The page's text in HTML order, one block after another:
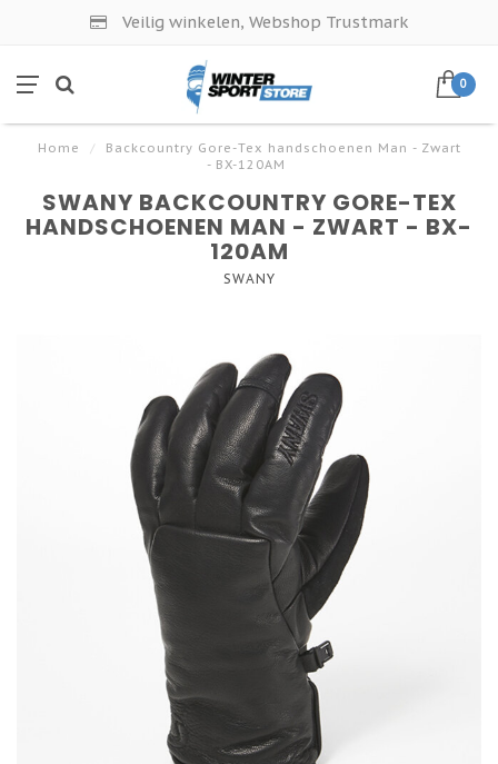
Veilig winkelen, Webshop Trustmark
0
Home /
Backcountry Gore-Tex handschoenen Man - Zwart
- BX-120AM
SWANY BACKCOUNTRY GORE-TEX
HANDSCHOENEN MAN - ZWART - BX-
120AM
SWANY